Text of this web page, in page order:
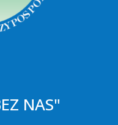
NAS"